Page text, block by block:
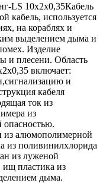
LS 10х2х0,35Кабель
кабель, используется
на кораблях и
выделением дыма и
Изделие
и плесени. Область
включает:
и
кабеля
ток из
из
опасностью.
из алюмополимерной
из поливинилхлорида
из луженой
пластика из
дыма.